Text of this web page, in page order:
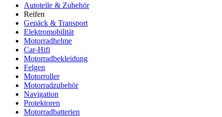
Autoteile & Zubehör
Reifen
Gepäck & Transport
Elektromobilität
Motorradhelme
Car-Hifi
Motorradbekleidung
Felgen
Motorroller
Motorradzubehör
Navigation
Protektoren
Motorradbatterien